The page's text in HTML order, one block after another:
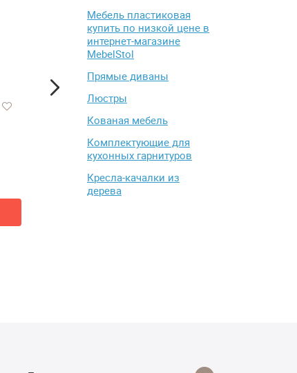
Мебель пластиковая
купить по низкой цене в
интернет-магазине
MebelStol
Прямые диваны
Люстры
Кованая мебель
Комплектующие для
кухонных гарнитуров
Кресла-качалки из
дерева
МАТРАС ЛОНАКС БЭБИ
КОКОС-6 Поликоттон 60/140
см(МАТРАС LONAX BABY
COCOS-6 Поликоттон 60/140
Sheffilton SHT-CT41